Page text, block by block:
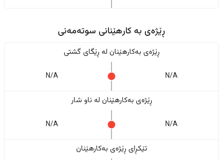
ڕێژەى به کارهێنانی سوتەمەنی
ڕێژەى بەکارهێنان له ڕێگای گشتی
N/A
N/A
ڕێژەى بەکارهێنان له ناو شار
N/A
N/A
تێکڕای ڕێژەى بەکارهێنان